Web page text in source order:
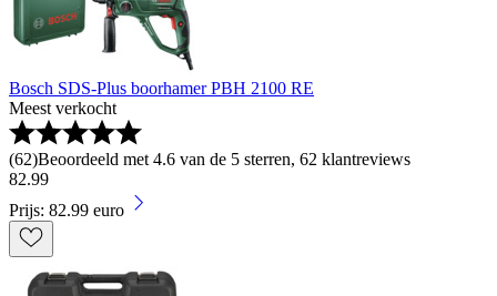
Bosch SDS-Plus boorhamer PBH 2100 RE
Meest verkocht
(62)Beoordeeld met 4.6 van de 5 sterren, 62 klantreviews
82.99
Prijs: 82.99 euro